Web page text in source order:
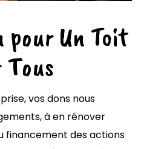
pour Un Toit
vos dons nous
à en rénover
financement des actions